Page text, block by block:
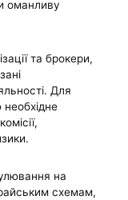
оманливу
та брокери,
Для
необхідне
на
схемам,